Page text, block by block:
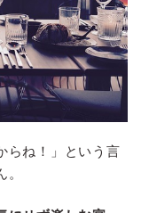
らね！」という言